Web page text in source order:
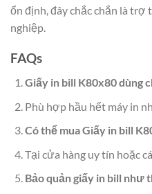
ổn định, đây chắc chắn là trợ
nghiệp.
FAQs
Giấy in bill K80x80 dùng
Phù hợp hầu hết máy in
Có thể mua Giấy in bill
Tại cửa hàng uy tín hoặc
Bảo quản giấy in bill như